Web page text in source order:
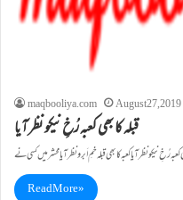
maqbooliya.com August 27, 2019
قبلہ کا بھی کعبہ رُخِ نیکو نظر آیا
Read More »